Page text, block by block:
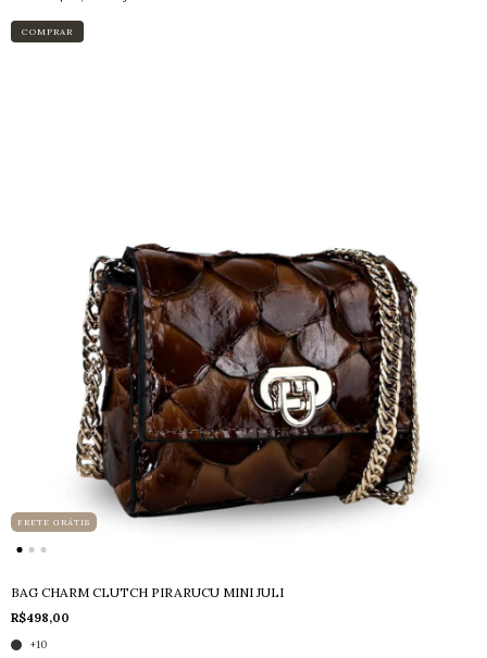
COMPRAR
FRETE GRÁTIS
BAG CHARM CLUTCH PIRARUCU MINI JULI
R$498,00
+10